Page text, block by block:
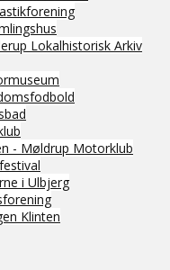
Lokalhistorisk Arkiv
- Møldrup Motorklub
i Ulbjerg
Klinten